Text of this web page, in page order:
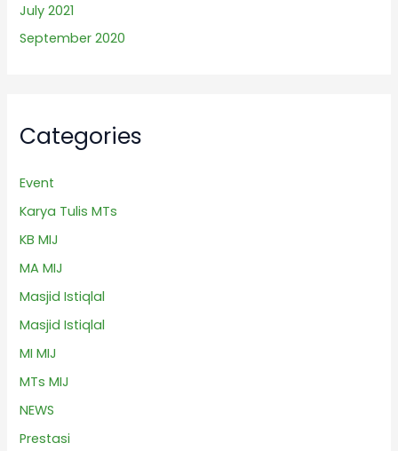
July 2021
September 2020
Categories
Event
Karya Tulis MTs
KB MIJ
MA MIJ
Masjid Istiqlal
Masjid Istiqlal
MI MIJ
MTs MIJ
NEWS
Prestasi